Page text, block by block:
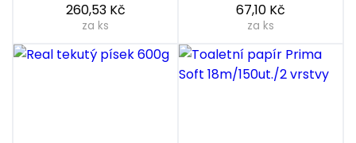
260,53 Kč
za ks
67,10 Kč
za ks